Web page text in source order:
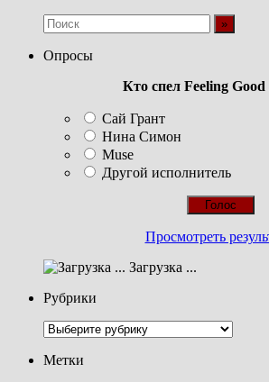
Опросы
Кто спел Feeling
Сай Грант
Нина Симон
Muse
Другой исполнитель
Просмотреть
Загрузка ...
Рубрики
Рубрики
Метки